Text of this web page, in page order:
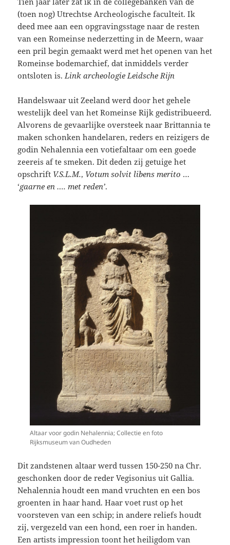
(toen nog) Utrechtse Archeologische faculteit. Ik
deed mee aan een opgravingsstage naar de resten
van een Romeinse nederzetting in de Meern, waar
een pril begin gemaakt werd met het openen van het
Romeinse bodemarchief, dat inmiddels verder
ontsloten is. Link archeologie Leidsche Rijn
Handelswaar uit Zeeland werd door het gehele
westelijk deel van het Romeinse Rijk gedistribueerd.
Alvorens de gevaarlijke oversteek naar Brittannia te
maken schonken handelaren, reders en reizigers de
godin Nehalennia een votiefaltaar om een goede
zeereis af te smeken. Dit deden zij getuige het
opschrift V.S.L.M., Votum solvit libens merito …
‘gaarne en …. met reden’.
Altaar voor godin Nehalennia; Collectie en foto
Rijksmuseum van Oudheden
Dit zandstenen altaar werd tussen 150-250 na Chr.
geschonken door de reder Vegisonius uit Gallia.
Nehalennia houdt een mand vruchten en een bos
groenten in haar hand. Haar voet rust op het
voorsteven van een schip; in andere reliefs houdt
zij, vergezeld van een hond, een roer in handen.
Een artists impression toont het heiligdom van